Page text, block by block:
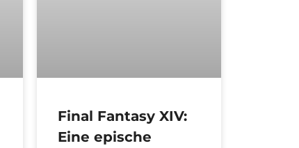
Final Fantasy XIV:
Eine epische